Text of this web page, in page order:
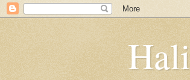
Hali